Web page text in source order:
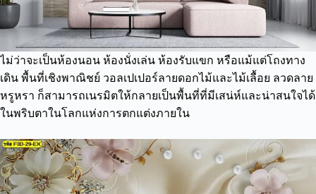
ไม่ว่าจะเป็นห้องนอน ห้องนั่งเล่น ห้องรับแขก หรือแม้แต่โถงทาง
เดิน พื้นที่เชิงพาณิชย์ วอลเปเปอร์ลายดอกไม้และไม้เลื้อย ลวดลาย
หรูหรา ก็สามารถเนรมิตให้กลายเป็นพื้นที่ที่มีเสน่ห์และน่าสนใจได้
ในพริบตาในโลกแห่งการตกแต่งภายใน